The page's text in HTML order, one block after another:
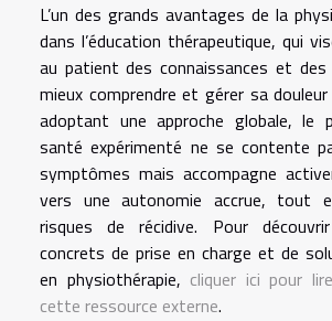
L’un des grands avantages de la
dans l’éducation thérapeutique, qui
au patient des connaissances et des
mieux comprendre et gérer sa
adoptant une approche globale, le
santé expérimenté ne se contente
symptômes mais accompagne
vers une autonomie accrue, tout
risques de récidive. Pour
concrets de prise en charge et de
en physiothérapie, cliquer ici pour
cette ressource externe.